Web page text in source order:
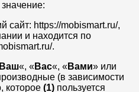
сайт: https://mobismart.ru/,
и находится по
.
Ваш«, «Вас«, «Вами» или
(в зависимости
которое (1) пользуется